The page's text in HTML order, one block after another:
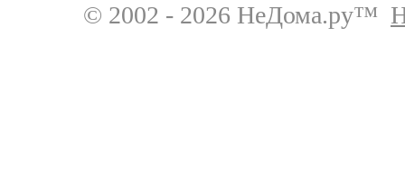
© 2002 - 2026 НеДома.ру™